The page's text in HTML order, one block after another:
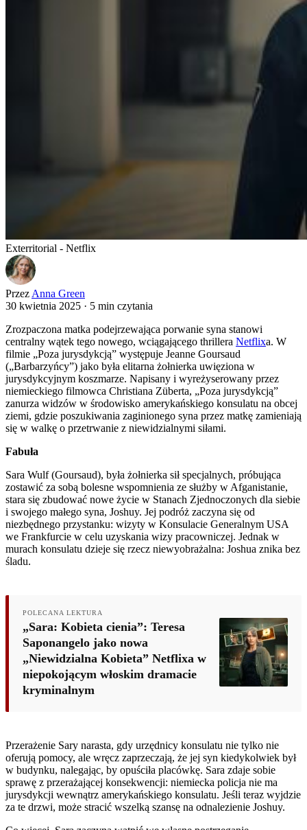
Exterritorial - Netflix
Przez Anna Green
30 kwietnia 2025 · 5 min czytania
Zrozpaczona matka podejrzewająca porwanie syna stanowi
centralny wątek tego nowego, wciągającego thrillera Netflixa. W
filmie „Poza jurysdykcją” występuje Jeanne Goursaud
(„Barbarzyńcy”) jako była elitarna żołnierka uwięziona w
jurysdykcyjnym koszmarze. Napisany i wyreżyserowany przez
niemieckiego filmowca Christiana Züberta, „Poza jurysdykcją”
zanurza widzów w środowisko amerykańskiego konsulatu na obcej
ziemi, gdzie poszukiwania zaginionego syna przez matkę zamieniają
się w walkę o przetrwanie z niewidzialnymi siłami.
Fabuła
Sara Wulf (Goursaud), była żołnierka sił specjalnych, próbująca
zostawić za sobą bolesne wspomnienia ze służby w Afganistanie,
stara się zbudować nowe życie w Stanach Zjednoczonych dla siebie
i swojego małego syna, Joshuy. Jej podróż zaczyna się od
niezbędnego przystanku: wizyty w Konsulacie Generalnym USA
we Frankfurcie w celu uzyskania wizy pracowniczej. Jednak w
murach konsulatu dzieje się rzecz niewyobrażalna: Joshua znika bez
śladu.
POLECANA LEKTURA
„Sara: Kobieta cienia”: Teresa
Saponangelo jako nowa
„Niewidzialna Kobieta” Netflixa w
niepokojącym włoskim dramacie
kryminalnym
Przerażenie Sary narasta, gdy urzędnicy konsulatu nie tylko nie
oferują pomocy, ale wręcz zaprzeczają, że jej syn kiedykolwiek był
w budynku, nalegając, by opuściła placówkę. Sara zdaje sobie
sprawę z przerażającej konsekwencji: niemiecka policja nie ma
jurysdykcji wewnątrz amerykańskiego konsulatu. Jeśli teraz wyjdzie
za te drzwi, może stracić wszelką szansę na odnalezienie Joshuy.